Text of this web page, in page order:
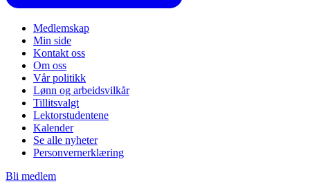
Medlemskap
Min side
Kontakt oss
Om oss
Vår politikk
Lønn og arbeidsvilkår
Tillitsvalgt
Lektorstudentene
Kalender
Se alle nyheter
Personvernerklæring
Bli medlem